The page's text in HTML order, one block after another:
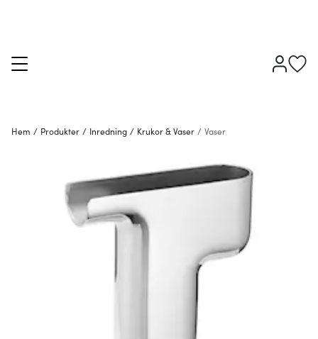
Hem / Produkter / Inredning / Krukor & Vaser / Vaser